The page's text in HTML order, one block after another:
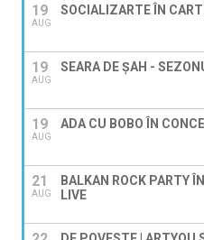
19
AUG
SOCIALIZARTE ÎN
19
AUG
SEARA DE ȘAH -
19
AUG
ADA CU BOBO ÎN
21
AUG
BALKAN ROCK PARTY
LIVE